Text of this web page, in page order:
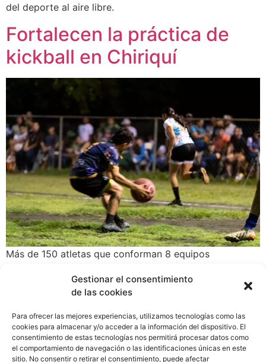
Gestionar el consentimiento
de las cookies
Para ofrecer las mejores experiencias, utilizamos tecnologías como las
cookies para almacenar y/o acceder a la información del dispositivo. El
consentimiento de estas tecnologías nos permitirá procesar datos como
el comportamiento de navegación o las identificaciones únicas en este
sitio. No consentir o retirar el consentimiento, puede afectar
del deporte al aire libre.
Fortalecen la práctica de
kickball en Chiriquí
Más de 150 atletas que conforman 8 equipos
participan del Torneo de Ligas Mixtas de Kickball de la
organización “Mix Leagues” en la región de Chiriquí.
Esta competencia integra la igualdad de género en el
deporte y cuenta con el respaldo de SISTEMA Clave
como patrocinador. El anuncio se dio en el acto de
Apertura del Torneo de ligas 2023 realizado en la